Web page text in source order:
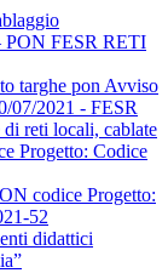
PON FESR RETI
targhe pon Avviso
07/2021 - FESR
reti locali, cablate
Progetto: Codice
codice Progetto:
52
didattici